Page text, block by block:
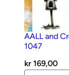
AALL and
1047
kr 169,00